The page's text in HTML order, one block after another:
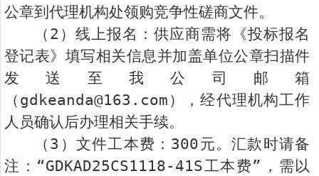
公章到代理机构处领购竞争性磋商文件。
（2）线上报名：供应商需将《投标报名
登记表》填写相关信息并加盖单位公章扫描件
发送至我公司邮箱
（gdkeanda@163.com），经代理机构工作
人员确认后办理相关手续。
（3）文件工本费：300元。汇款时请备
注：“GDKAD25CS1118-41S工本费”，需以